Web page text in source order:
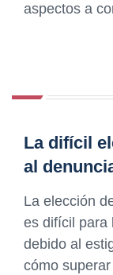
aspectos a
La difícil
al
La elección
es difícil para
debido al
cómo